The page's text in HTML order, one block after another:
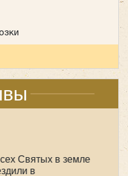
Святых в земле
в